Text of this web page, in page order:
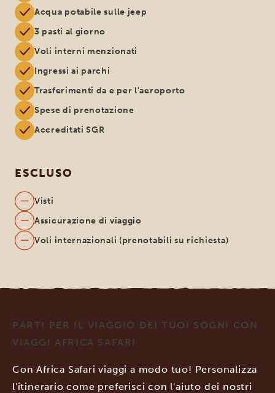
Acqua potabile sulle jeep
3 pasti al giorno
Voli interni menzionati
Ingressi ai parchi
Trasferimenti da e per l'aeroporto
Spese di prenotazione
Accreditati SGR
ESCLUSO
Visti
Assicurazione di viaggio
Voli internazionali (prenotabili su richiesta)
PARTI PER IL VIAGGIO DEI TUOI SOGNI CON
VIAGGI AFRICA SAFARI
Con Africa Safari viaggi a modo tuo! Personalizza
l'itinerario come preferisci con l'aiuto dei nostri